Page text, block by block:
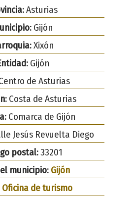
Asturias
Gijón
Xixón
Gijón
de Asturias
Costa de Asturias
Comarca de Gijón
Jesús Revuelta Diego
postal:33201
municipio: Gijón
Oficina de turismo